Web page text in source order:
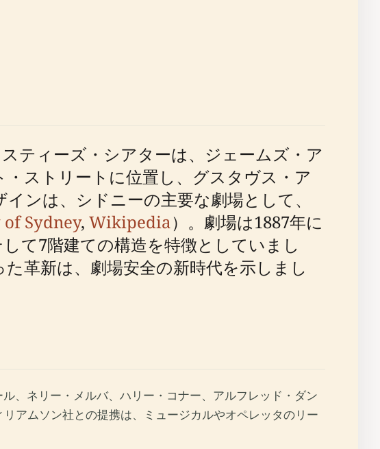
ティーズ・シアターは、ジェームズ・ア
ストリートに位置し、グスタヴス・ア
ンは、シドニーの主要な劇場として、
Sydney, Wikipedia）。劇場は1887年に
て7階建ての構造を特徴としていまし
革新は、劇場安全の新時代を示しまし
、ネリー・メルバ、ハリー・コナー、アルフレッド・ダン
アムソン社との提携は、ミュージカルやオペレッタのリー